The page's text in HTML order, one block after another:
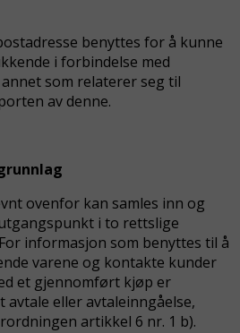
benyttes for å kunne
i forbindelse med
som relaterer seg til
av denne.
ovenfor kan samles inn og
i to rettslige
informasjon som benyttes til å
varene og kontakte kunder
et gjennomført kjøp er
avtale eller avtaleinngåelse,
artikkel 6 nr. 1 b).